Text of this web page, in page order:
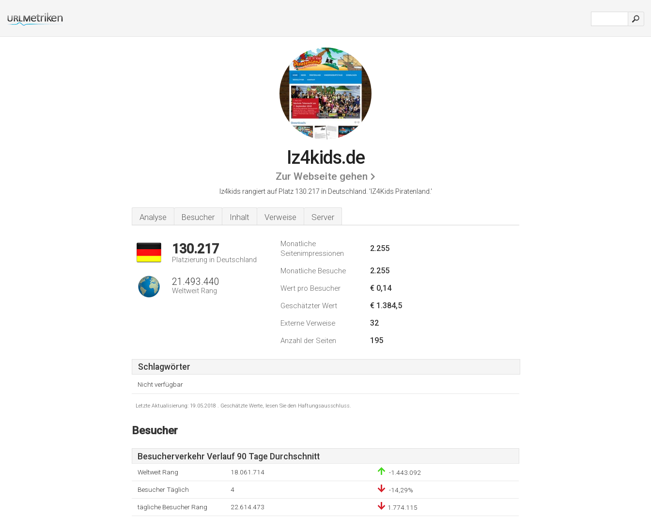
Iz4kids.de
Zur Webseite gehen
Iz4kids rangiert auf Platz 130.217 in Deutschland. 'IZ4Kids Piratenland.'
Analyse Besucher Inhalt Verweise Server
130.217
Platzierung in Deutschland
21.493.440
Weltweit Rang
Monatliche
Seitenimpressionen
2.255
Monatliche Besuche 2.255
Wert pro Besucher € 0,14
Geschätzter Wert € 1.384,5
Externe Verweise 32
Anzahl der Seiten 195
Schlagwörter
Nicht verfügbar
Letzte Aktualisierung: 19.05.2018 . Geschätzte Werte, lesen Sie den Haftungsausschluss.
Besucher
Besucherverkehr Verlauf 90 Tage Durchschnitt
Weltweit Rang 18.061.714 -1.443.092
Besucher Täglich 4 -14,29%
tägliche Besucher Rang 22.614.473 1.774.115